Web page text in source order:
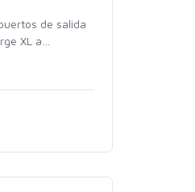
de salida
XL a